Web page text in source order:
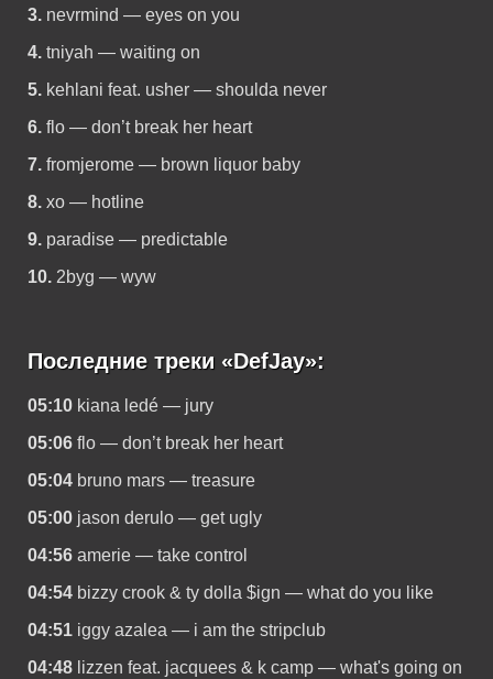
3. nevrmind — eyes on you
4. tniyah — waiting on
5. kehlani feat. usher — shoulda never
6. flo — don’t break her heart
7. fromjerome — brown liquor baby
8. xo — hotline
9. paradise — predictable
10. 2byg — wyw
Последние треки «DefJay»:
05:10 kiana ledé — jury
05:06 flo — don’t break her heart
05:04 bruno mars — treasure
05:00 jason derulo — get ugly
04:56 amerie — take control
04:54 bizzy crook & ty dolla $ign — what do you like
04:51 iggy azalea — i am the stripclub
04:48 lizzen feat. jacquees & k camp — what's going on